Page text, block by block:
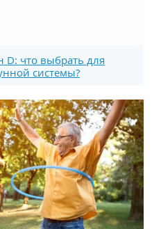
D: что выбрать для
системы?